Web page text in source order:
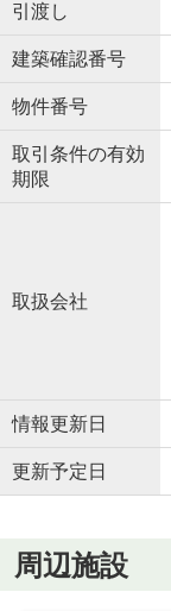
引渡し
建築確認番号
物件番号
取引条件の有効
期限
取扱会社
情報更新日
更新予定日
周辺施設